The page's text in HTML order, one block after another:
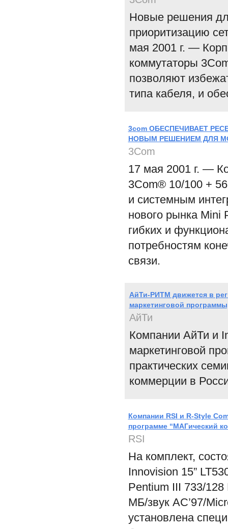
Новые решения
приоритизацию
мая 2001 г. —
коммутаторы
позволяют
типа кабеля, и
3com ОБЕСПЕЧИВАЕТ
НОВЫМ РЕШЕНИЕМ ДЛЯ
3Com
17 мая 2001 г. —
3Com® 10/100 +
и системным
нового рынка Mini
гибких и
потребностям
связи.
АйТи-РИТМ движется в
маркетинговой
АйТи
Компании АйТи и
маркетинговой
практических
коммерции в
Компании RSI и R-Style
программе “МАГический
RSI
На комплект,
Innovision 15”
Pentium III 733/
МБ/звук AC’97/
установлена